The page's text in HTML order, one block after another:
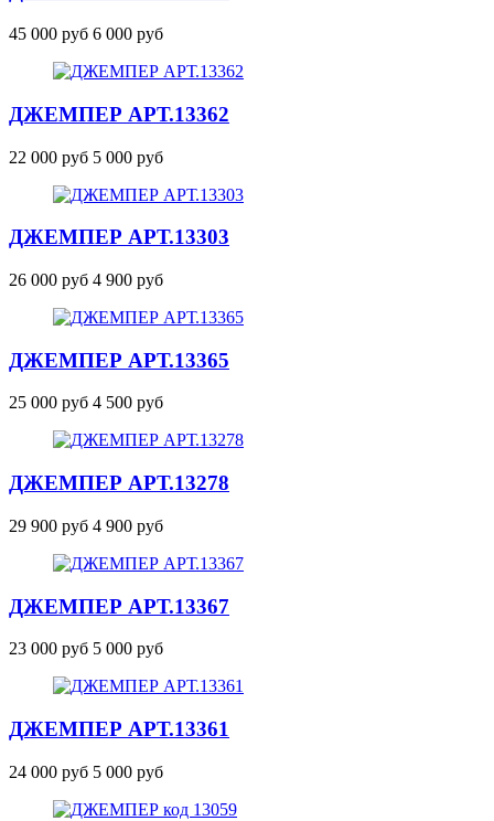
45 000 руб 6 000 руб
ДЖЕМПЕР АРТ.13362
22 000 руб 5 000 руб
ДЖЕМПЕР АРТ.13303
26 000 руб 4 900 руб
ДЖЕМПЕР АРТ.13365
25 000 руб 4 500 руб
ДЖЕМПЕР АРТ.13278
29 900 руб 4 900 руб
ДЖЕМПЕР АРТ.13367
23 000 руб 5 000 руб
ДЖЕМПЕР АРТ.13361
24 000 руб 5 000 руб